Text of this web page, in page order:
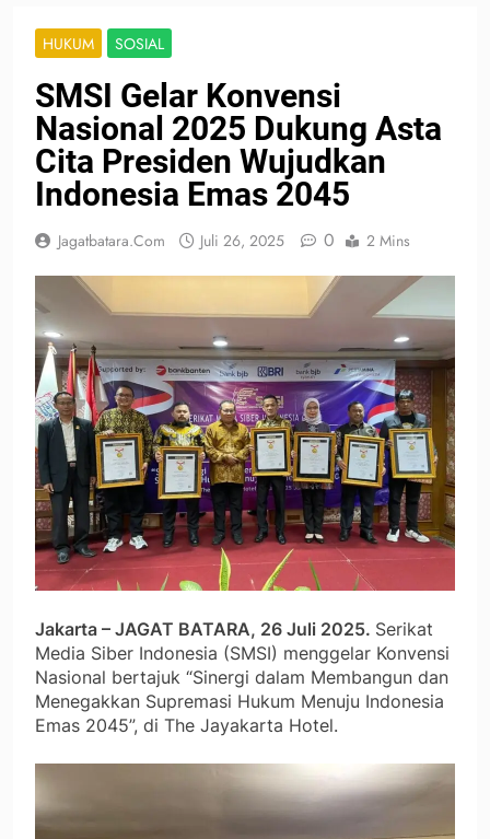
HUKUM SOSIAL
SMSI Gelar Konvensi
Nasional 2025 Dukung Asta
Cita Presiden Wujudkan
Indonesia Emas 2045
Jagatbatara.com Juli 26, 2025 0 2 Mins
Jakarta – JAGAT BATARA, 26 Juli 2025. Serikat
Media Siber Indonesia (SMSI) menggelar Konvensi
Nasional bertajuk “Sinergi dalam Membangun dan
Menegakkan Supremasi Hukum Menuju Indonesia
Emas 2045”, di The Jayakarta Hotel.